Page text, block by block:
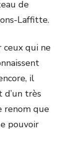
de
Laffitte.
ceux qui ne
il
d’un très
renom que
pouvoir